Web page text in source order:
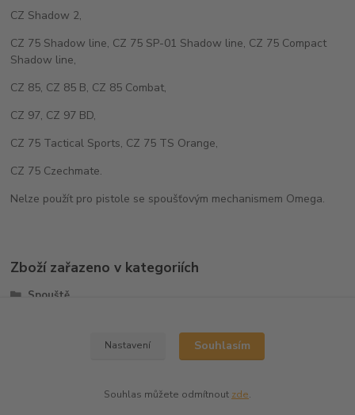
CZ Shadow 2,
CZ 75 Shadow line, CZ 75 SP-01 Shadow line, CZ 75 Compact
Shadow line,
CZ 85, CZ 85 B, CZ 85 Combat,
CZ 97, CZ 97 BD,
CZ 75 Tactical Sports, CZ 75 TS Orange,
CZ 75 Czechmate.
Nelze použít pro pistole se spoušťovým mechanismem Omega.
Zboží zařazeno v kategoriích
Spouště
Nastavení Souhlasím
Souhlas můžete odmítnout zde.